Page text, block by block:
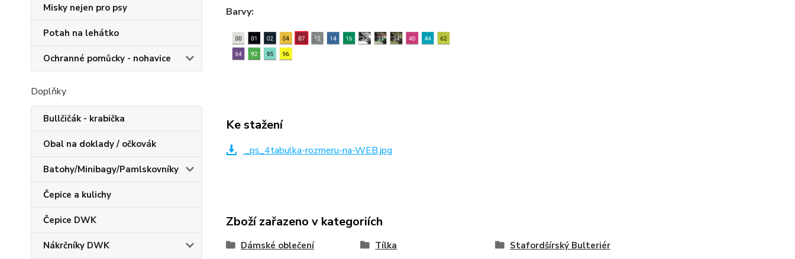
Misky nejen pro psy
Potah na lehátko
Ochranné pomůcky - nohavice
Doplňky
Bullčičák - krabička
Obal na doklady / očkovák
Batohy/Minibagy/Pamlskovníky
Čepice a kulichy
Čepice DWK
Nákrčníky DWK
Barvy:
Ke stažení
_ps_4tabulka-rozmeru-na-WEB.jpg
Zboží zařazeno v kategoriích
Dámské oblečení Tílka Stafordšírský Bulteriér